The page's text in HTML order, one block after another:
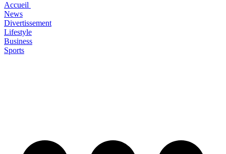
Accueil
News
Divertissement
Lifestyle
Business
Sports